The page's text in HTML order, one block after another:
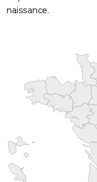
naissance.